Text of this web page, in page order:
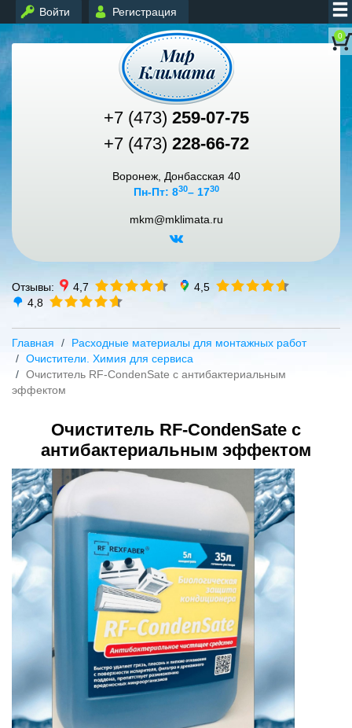
Войти Регистрация
0
+7 (473) 259-07-75
+7 (473) 228-66-72
Воронеж, Донбасская 40
Пн-Пт: 830– 1730
mkm@mklimata.ru
Отзывы: 4,7
4,5
4,8
Главная
Расходные материалы для монтажных работ
Очистители. Химия для сервиса
Очиститель RF-CondenSate с антибактериальным
эффектом
Очиститель RF-CondenSate с
антибактериальным эффектом